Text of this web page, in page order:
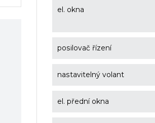
el. okna
posilovač řízení
nastavitelný volant
el. přední okna